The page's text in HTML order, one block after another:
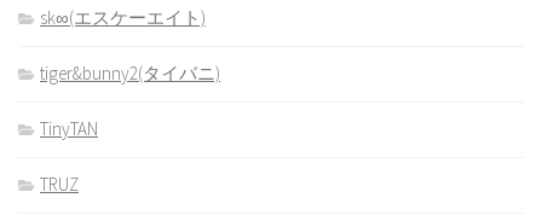
sk∞(エスケーエイト)
tiger&bunny2(タイバニ)
TinyTAN
TRUZ